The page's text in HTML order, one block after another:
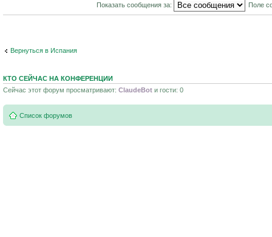
Показать сообщения за: Поле
Вернуться в Испания
КТО СЕЙЧАС НА КОНФЕРЕНЦИИ
Сейчас этот форум просматривают: ClaudeBot и гости: 0
Список форумов